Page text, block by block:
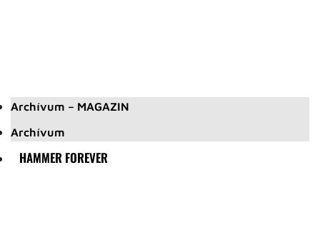
Archívum – MAGAZIN
Archívum
HAMMER FOREVER